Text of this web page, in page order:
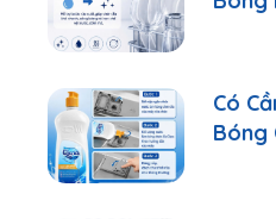
Có
Bóng